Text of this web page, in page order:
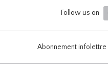
Follow us on
Abonnement infolettre